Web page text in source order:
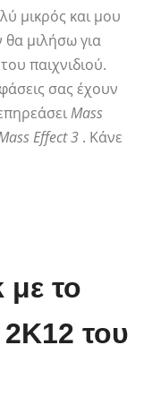
μικρός και μου
θα μιλήσω για
παιχνιδιού.
σας έχουν
Mass
Effect 3 . Κάνε
με το
του